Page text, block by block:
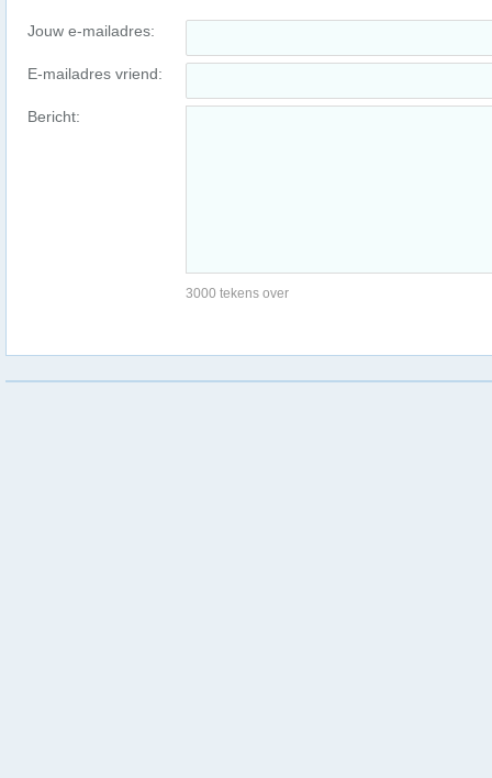
Jouw e-mailadres:
E-mailadres vriend:
Bericht:
3000 tekens over